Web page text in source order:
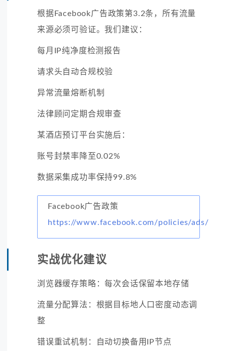
根据Facebook广告政策第3.2条，所有流量
来源必须可验证。我们建议：
每月IP纯净度检测报告
请求头自动合规校验
异常流量熔断机制
法律顾问定期合规审查
某酒店预订平台实施后：
账号封禁率降至0.02%
数据采集成功率保持99.8%
Facebook广告政策
https://www.facebook.com/policies/ads/
实战优化建议
浏览器缓存策略：每次会话保留本地存储
流量分配算法：根据目标地人口密度动态调
整
错误重试机制：自动切换备用IP节点